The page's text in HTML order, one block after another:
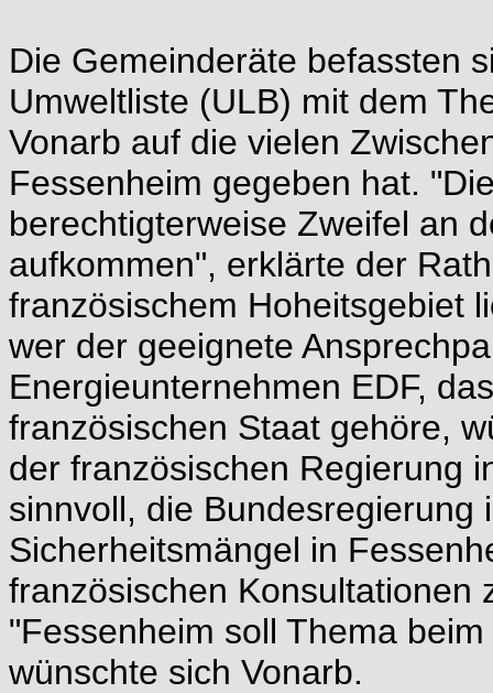
Die Gemeinderäte befassten
Umweltliste (ULB) mit dem
Vonarb auf die vielen
Fessenheim gegeben hat.
berechtigterweise Zweifel an
aufkommen", erklärte der
französischem Hoheitsgebiet
wer der geeignete
Energieunternehmen EDF,
französischen Staat gehöre,
der französischen Regierung
sinnvoll, die Bundesregierung
Sicherheitsmängel in
französischen Konsultationen
"Fessenheim soll Thema
wünschte sich Vonarb.